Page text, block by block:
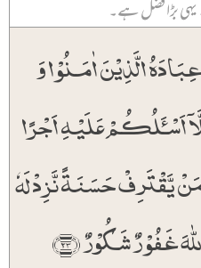
یہی بڑا فضل ہے۔
الَّذِیۡنَ اٰمَنُوۡا وَ
اَسۡـَٔلُکُمۡ عَلَیۡہِ اَجۡرًا
مَنۡ یَّقۡتَرِفۡ حَسَنَۃً نَّزِدۡ لَہٗ
غَفُوۡرٌ شَکُوۡرٌ ﴿۲۳﴾